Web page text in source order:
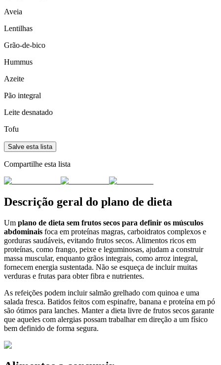
Aveia
Lentilhas
Grão-de-bico
Hummus
Azeite
Pão integral
Leite desnatado
Tofu
Salve esta lista
Compartilhe esta lista
Descrição geral do plano de dieta
Um plano de dieta sem frutos secos para definir os músculos
abdominais foca em proteínas magras, carboidratos complexos e
gorduras saudáveis, evitando frutos secos. Alimentos ricos em
proteínas, como frango, peixe e leguminosas, ajudam a construir
massa muscular, enquanto grãos integrais, como arroz integral,
fornecem energia sustentada. Não se esqueça de incluir muitas
verduras e frutas para obter fibra e nutrientes.
As refeições podem incluir salmão grelhado com quinoa e uma
salada fresca. Batidos feitos com espinafre, banana e proteína em pó
são ótimos para lanches. Manter a dieta livre de frutos secos garante
que aqueles com alergias possam trabalhar em direção a um físico
bem definido de forma segura.